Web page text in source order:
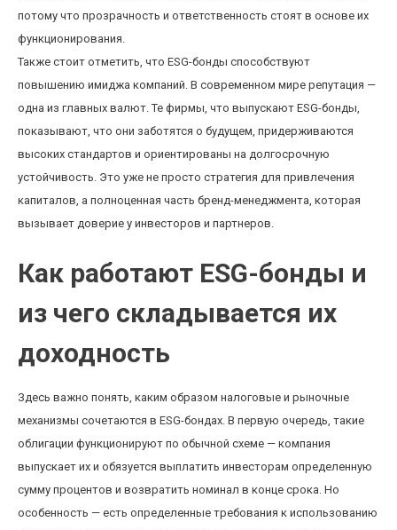
потому что прозрачность и ответственность стоят в основе их
функционирования.
Также стоит отметить, что ESG-бонды способствуют
повышению имиджа компаний. В современном мире репутация —
одна из главных валют. Те фирмы, что выпускают ESG-бонды,
показывают, что они заботятся о будущем, придерживаются
высоких стандартов и ориентированы на долгосрочную
устойчивость. Это уже не просто стратегия для привлечения
капиталов, а полноценная часть бренд-менеджмента, которая
вызывает доверие у инвесторов и партнеров.
Как работают ESG-бонды и
из чего складывается их
доходность
Здесь важно понять, каким образом налоговые и рыночные
механизмы сочетаются в ESG-бондах. В первую очередь, такие
облигации функционируют по обычной схеме — компания
выпускает их и обязуется выплатить инвесторам определенную
сумму процентов и возвратить номинал в конце срока. Но
особенность — есть определенные требования к использованию